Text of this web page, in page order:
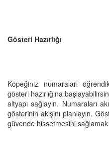
Gösteri Hazırlığı
Köpeğiniz numaraları
gösteri hazırlığına
altyapı sağlayın. Numaraları
gösterinin akışını planlayın.
güvende hissetmesini